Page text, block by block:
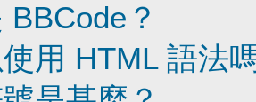
？
用 HTML 語法